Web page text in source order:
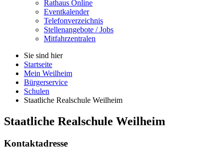
Rathaus Online
Eventkalender
Telefonverzeichnis
Stellenangebote / Jobs
Mitfahrzentralen
Sie sind hier
Startseite
Mein Weilheim
Bürgerservice
Schulen
Staatliche Realschule Weilheim
Staatliche Realschule Weilheim
Kontaktadresse